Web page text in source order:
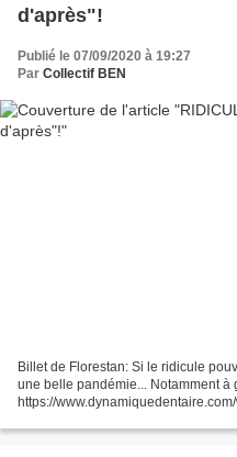
d'après"!
Publié le 07/09/2020 à 19:27
Par Collectif BEN
Billet de Florestan: Si le ridicule
une belle pandémie... Notamment à
https://